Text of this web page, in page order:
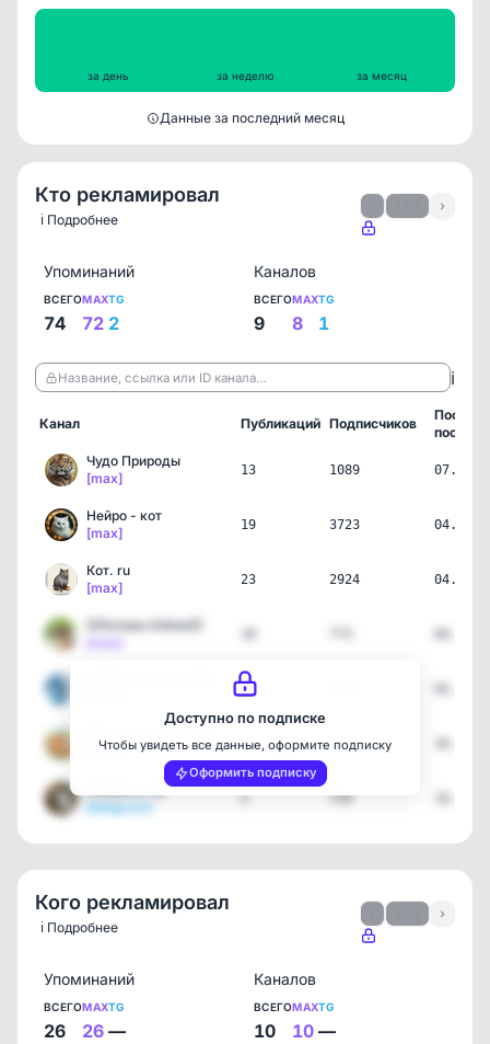
за день за неделю за месяц
Данные за последний месяц
Кто рекламировал
ℹ️ Подробнее
›
Упоминаний
ВСЕГО
74
MAX
72
TG
2
Каналов
ВСЕГО
9
MAX
8
TG
1
Название, ссылка или ID канала… ℹ️
Канал Публикаций Подписчиков
пост
Чудо Природы
[max]
13 1089
Нейро - кот
[max]
19 3723
Кот. ru
[max]
23 2924
🐱Котики Online🐱
1
[max]
2 4482
[telegram]
2 729
Доступно по подписке
Чтобы увидеть все данные, оформите подписку
Оформить подписку
Кого рекламировал
ℹ️ Подробнее
›
Упоминаний
ВСЕГО
26
MAX
26
TG
—
Каналов
ВСЕГО
10
MAX
10
TG
—